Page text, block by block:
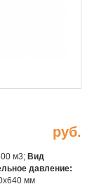
руб.
м3; Вид
давление:
мм